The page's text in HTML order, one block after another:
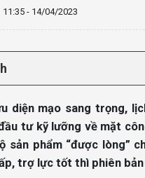
11:35 - 14/04/2023
diện mạo sang trọng,
tư kỹ lưỡng về mặt
sản phẩm “được
trợ lực tốt thì phiên